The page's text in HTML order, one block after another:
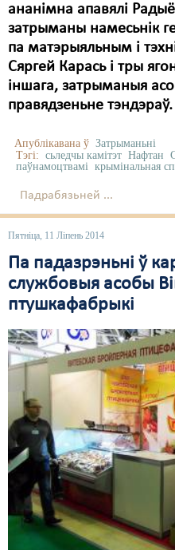
ананімна апавялі
затрыманы намесьнік
па матэрыяльным і
Сяргей Карась і тры
іншага, затрыманыя
правядзеньне тэндэраў.
Апублікавана ў Затрыманьні
Тэгі: сьледчы камітэт Нафтан
паўнамоцтвамі крымінальная
Падрабязьней ...
Пятніца, 11 Ліпень 2014
Па падазрэньні ў
службовыя асобы
птушкафабрыкі
Праваабаронцы
Правы дзіцяці
Пэнітэнцыярная сыстэма
Рознае
Свабода сумленьня
Сьмяротнае пакараньне
Экалёгія
Правы працоўных
Сацыяльныя правы